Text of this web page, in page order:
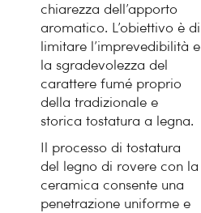
chiarezza dell’apporto
aromatico. L’obiettivo è di
limitare l’imprevedibilità e
la sgradevolezza del
carattere fumé proprio
della tradizionale e
storica tostatura a legna.
Il processo di tostatura
del legno di rovere con la
ceramica consente una
penetrazione uniforme e